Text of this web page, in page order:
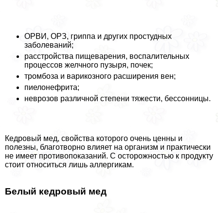
ОРВИ, ОРЗ, гриппа и других простудных
заболеваний;
расстройства пищеварения, воспалительных
процессов желчного пузыря, почек;
тромбоза и варикозного расширения вен;
пиелонефрита;
неврозов различной степени тяжести, бессонницы.
Кедровый мед, свойства которого очень ценны и
полезны, благотворно влияет на организм и пpaктически
не имеет противопоказаний. С осторожностью к продукту
стоит относиться лишь аллергикам.
Белый кедровый мед